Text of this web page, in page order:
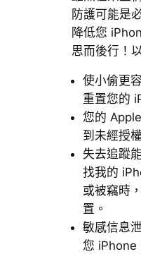
防護可能是
降低您
思而後行！
使小偷更
重置您的
您的
到未經授
失去追蹤
找我的
或被竊時
置。
敏感信息
您 iPhone